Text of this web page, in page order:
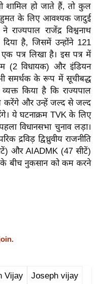
शामिल हो जाते हैं, तो कुल
के लिए आवश्यक जादुई
राजेंद्र विश्वनाथ
है, जिसमें उन्होंने 121
पत्र लिखा है। इस पत्र में
(2 विधायक) और इंडियन
समर्थक के रूप में सूचीबद्ध
किया है कि राज्यपाल
करेंगे और उन्हें जल्द से जल्द
ये घटनाक्रम TVK के लिए
विधानसभा चुनाव लड़ा।
द्रविड़ द्विध्रुवीय राजनीति
और AIADMK (47 सीटें)
के बीच नुकसान को कम करने
Vijay Joseph vijay